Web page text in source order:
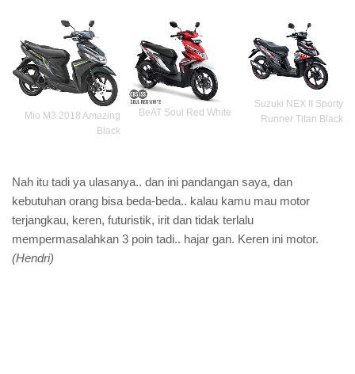
Mio M3 2018 Amazing
Black
BeAT Soul Red White
Suzuki NEX II Sporty
Runner Titan Black
Nah itu tadi ya ulasanya.. dan ini pandangan saya, dan
kebutuhan orang bisa beda-beda.. kalau kamu mau motor
terjangkau, keren, futuristik, irit dan tidak terlalu
mempermasalahkan 3 poin tadi.. hajar gan. Keren ini motor.
(Hendri)